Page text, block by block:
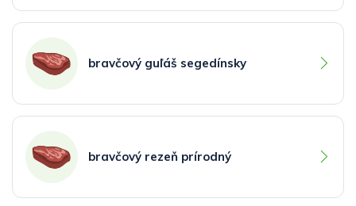
bravčový guľáš segedínsky
bravčový rezeň prírodný